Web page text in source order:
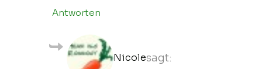
Antworten
Nicolesagt: